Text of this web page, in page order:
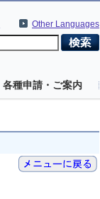
Other Languages
各種申請・ご案内